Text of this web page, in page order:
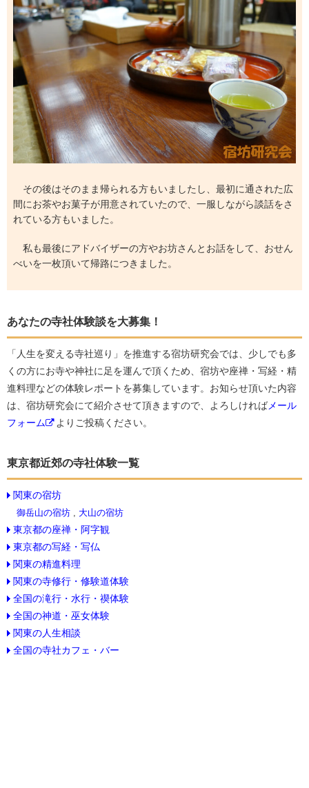
その後はそのまま帰られる方もいましたし、最初に通された広
間にお茶やお菓子が用意されていたので、一服しながら談話をさ
れている方もいました。
私も最後にアドバイザーの方やお坊さんとお話をして、おせん
べいを一枚頂いて帰路につきました。
あなたの寺社体験談を大募集！
「人生を変える寺社巡り」を推進する宿坊研究会では、少しでも多
くの方にお寺や神社に足を運んで頂くため、宿坊や座禅・写経・精
進料理などの体験レポートを募集しています。お知らせ頂いた内容
は、宿坊研究会にて紹介させて頂きますので、よろしければメール
フォーム
よりご投稿ください。
東京都近郊の寺社体験一覧
関東の宿坊
御岳山の宿坊 , 大山の宿坊
東京都の座禅・阿字観
東京都の写経・写仏
関東の精進料理
関東の寺修行・修験道体験
全国の滝行・水行・禊体験
全国の神道・巫女体験
関東の人生相談
全国の寺社カフェ・バー